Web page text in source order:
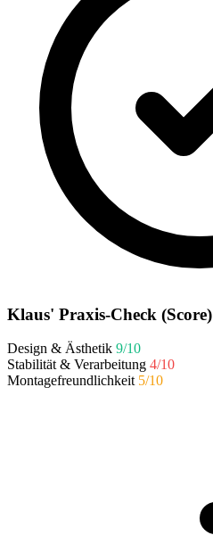
Klaus' Praxis-Check (Score)
Design & Ästhetik 9/10
Stabilität & Verarbeitung 4/10
Montagefreundlichkeit 5/10